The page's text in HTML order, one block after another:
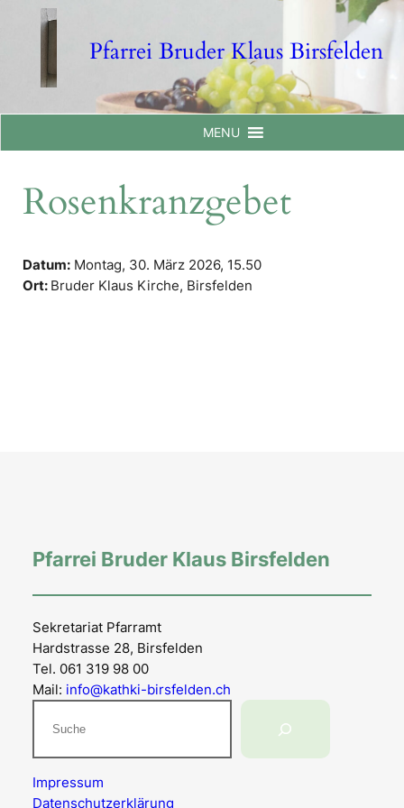
Pfarrei Bruder Klaus Birsfelden
MENU
Rosenkranzgebet
Datum: Montag, 30. März 2026, 15.50
Ort: Bruder Klaus Kirche, Birsfelden
Pfarrei Bruder Klaus Birsfelden
Sekretariat Pfarramt
Hardstrasse 28, Birsfelden
Tel. 061 319 98 00
Mail: info@kathki-birsfelden.ch
Impressum
Datenschutzerklärung